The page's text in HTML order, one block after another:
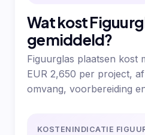
Wat kost
gemiddeld?
Figuurglas plaatsen kost
EUR 2,650 per project,
omvang, voorbereiding
KOSTENINDICATIE